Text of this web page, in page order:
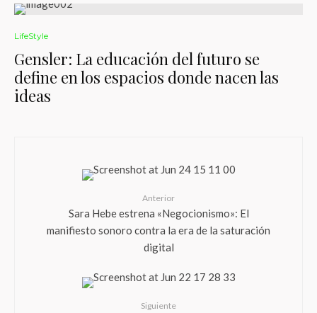
LifeStyle
Gensler: La educación del futuro se
define en los espacios donde nacen las
ideas
Anterior
Sara Hebe estrena «Negocionismo»: El
manifiesto sonoro contra la era de la saturación
digital
Siguiente